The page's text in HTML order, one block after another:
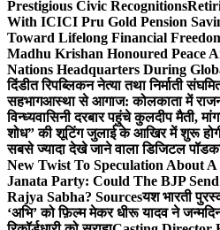
Prestigious Civic Recognitions
With ICICI Pru Gold Pension
Toward Lifelong Financial
Madhu Krishan Honoured Peace
Nations Headquarters During
दिंडीत रिपब्लिकन नेत्या तथा निर्माती
सहभागआस्था से आगाज: कोलकाता में
विन्ध्यवासिनी दरबार पहुंचे कुलदीप मैती,
शोध” की शूटिंग जुलाई के आखिर में शुरू
सबसे ज्यादा देखे जाने वाला डिजिटल
New Twist To Speculation About
Janata Party: Could The BJP
Rajya Sabha? Sourcesयश भारती
‘अभि’ को फ़िल्म मेकर धीरू यादव ने